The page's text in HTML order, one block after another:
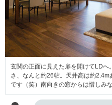
玄関の正面に見えた扉を開けてLD
さ、なんと約26帖。天井高は約
です（笑）南向きの窓からは惜しみ